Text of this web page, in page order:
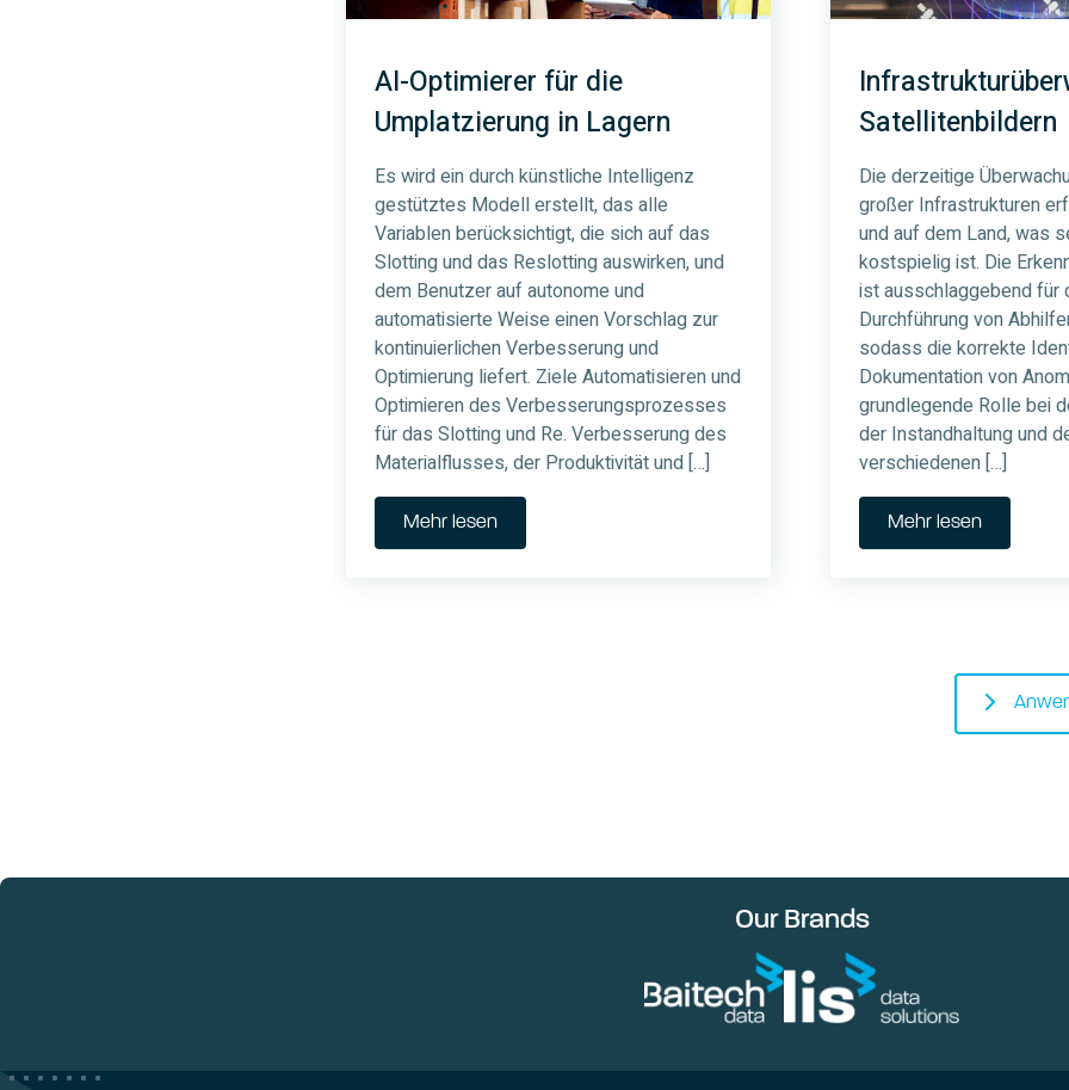
AI-Optimierer für die
Umplatzierung in Lagern
Es wird ein durch künstliche Intelligenz
gestütztes Modell erstellt, das alle
Variablen berücksichtigt, die sich auf das
Slotting und das Reslotting auswirken, und
dem Benutzer auf autonome und
automatisierte Weise einen Vorschlag zur
kontinuierlichen Verbesserung und
Optimierung liefert. Ziele Automatisieren und
Optimieren des Verbesserungsprozesses
für das Slotting und Re. Verbesserung des
Materialflusses, der Produktivität und […]
Mehr lesen
Satellitenbildern
Die derzeitige
großer Infrastrukturen
und auf dem Land, was
kostspielig ist. Die
ist ausschlaggebend für
Durchführung von
sodass die korrekte
Dokumentation von
grundlegende Rolle bei
der Instandhaltung und
verschiedenen […]
Mehr lesen
Our Brands